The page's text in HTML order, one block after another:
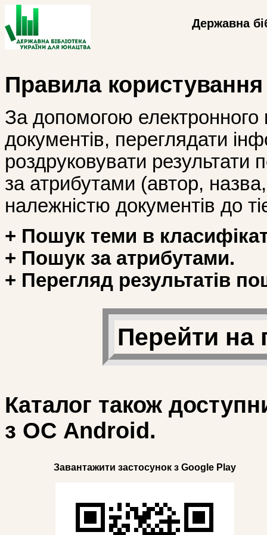
Державна
Правила
За допомогою
документів, переглядати
роздруковувати
за атрибутами (автор, назва,
належністю документів до
+ Пошук теми в
+ Пошук за атрибутами.
+ Перегляд результатів
Перейти на
Каталог також
з ОС Android.
Завантажити застосунок з Google Play